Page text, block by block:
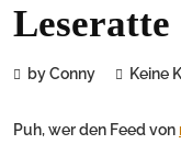
Leseratte
by Conny Keine
Puh, wer den Feed von